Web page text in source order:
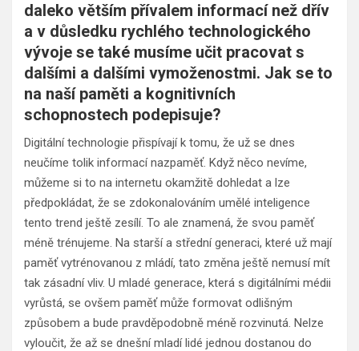
daleko větším přívalem informací než dřív
a v důsledku rychlého technologického
vývoje se také musíme učit pracovat s
dalšími a dalšími vymoženostmi. Jak se to
na naší paměti a kognitivních
schopnostech podepisuje?
Digitální technologie přispívají k tomu, že už se dnes
neučíme tolik informací nazpaměť. Když něco nevíme,
můžeme si to na internetu okamžitě dohledat a lze
předpokládat, že se zdokonalováním umělé inteligence
tento trend ještě zesílí. To ale znamená, že svou paměť
méně trénujeme. Na starší a střední generaci, které už mají
paměť vytrénovanou z mládí, tato změna ještě nemusí mít
tak zásadní vliv. U mladé generace, která s digitálními médii
vyrůstá, se ovšem paměť může formovat odlišným
způsobem a bude pravděpodobně méně rozvinutá. Nelze
vyloučit, že až se dnešní mladí lidé jednou dostanou do